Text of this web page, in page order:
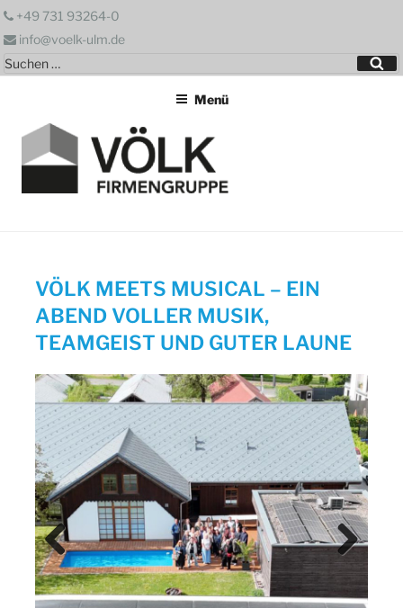
Zum
springen
+49 731 93264-0
info@voelk-ulm.de
Suchen
nach:
Menü
VÖLK MEETS MUSICAL – EIN
ABEND VOLLER MUSIK,
TEAMGEIST UND GUTER LAUNE
Previ
ous
Next